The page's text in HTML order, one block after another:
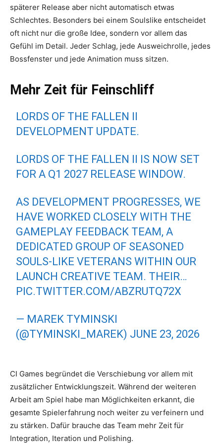
späterer Release aber nicht automatisch etwas
Schlechtes. Besonders bei einem Soulslike entscheidet
oft nicht nur die große Idee, sondern vor allem das
Gefühl im Detail. Jeder Schlag, jede Ausweichrolle, jedes
Bossfenster und jede Animation muss sitzen.
Mehr Zeit für Feinschliff
LORDS OF THE FALLEN II
DEVELOPMENT UPDATE.
LORDS OF THE FALLEN II IS NOW SET
FOR A Q1 2027 RELEASE WINDOW.
AS DEVELOPMENT PROGRESSES, WE
HAVE WORKED CLOSELY WITH THE
GAMEPLAY FEEDBACK TEAM, A
DEDICATED GROUP OF SEASONED
SOULS-LIKE VETERANS WITHIN OUR
LAUNCH CREATIVE TEAM. THEIR…
PIC.TWITTER.COM/ABZRUTQ72X
— MAREK TYMINSKI
(@TYMINSKI_MAREK) JUNE 23, 2026
CI Games begründet die Verschiebung vor allem mit
zusätzlicher Entwicklungszeit. Während der weiteren
Arbeit am Spiel habe man Möglichkeiten erkannt, die
gesamte Spielerfahrung noch weiter zu verfeinern und
zu stärken. Dafür brauche das Team mehr Zeit für
Integration, Iteration und Polishing.